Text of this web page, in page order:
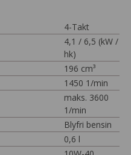
4-Takt
4,1 / 6,5 (kW /
hk)
196 cm³
1450 1/min
maks. 3600
1/min
Blyfri bensin
0,6 l